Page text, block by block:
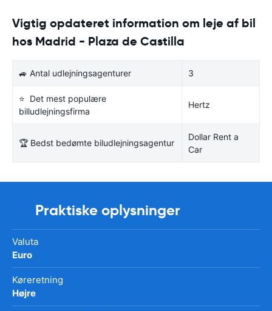
Vigtig opdateret information om leje af bil
hos Madrid - Plaza de Castilla
🚙 Antal udlejningsagenturer 3
⭐ Det mest populære
billudlejningsfirma
Hertz
🏆 Bedst bedømte biludlejningsagentur
Dollar Rent a
Car
Praktiske oplysninger
Valuta
Euro
Køreretning
Højre